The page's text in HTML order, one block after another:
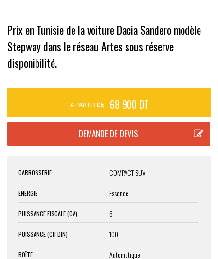
Prix en Tunisie de la voiture Dacia Sandero modèle
Stepway dans le réseau Artes sous réserve
disponibilité.
A PARTIR DE 68 900 DT
CARROSSERIE COMPACT SUV
ENERGIE Essence
PUISSANCE FISCALE (CV) 6
PUISSANCE (CH DIN) 100
BOÎTE Automatique